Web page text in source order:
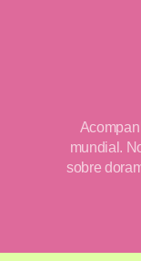
mundial.
sobre